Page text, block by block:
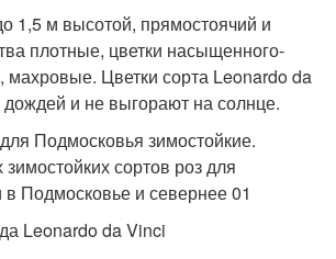
1,5 м высотой, прямостоячий и
плотные, цветки насыщенного-
махровые. Цветки сорта Leonardo da
и не выгорают на солнце.
Leonardo da Vinci